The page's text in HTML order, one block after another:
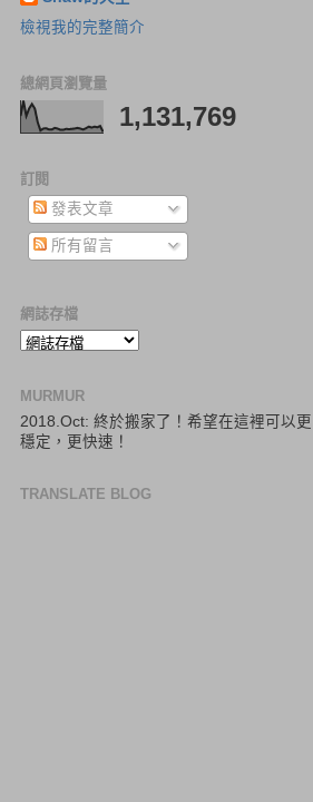
檢視我的完整簡介
總網頁瀏覽量
1,131,769
訂閱
發表文章
所有留言
網誌存檔
MURMUR
2018.Oct: 終於搬家了！希望在這裡可以更
穩定，更快速！
TRANSLATE BLOG